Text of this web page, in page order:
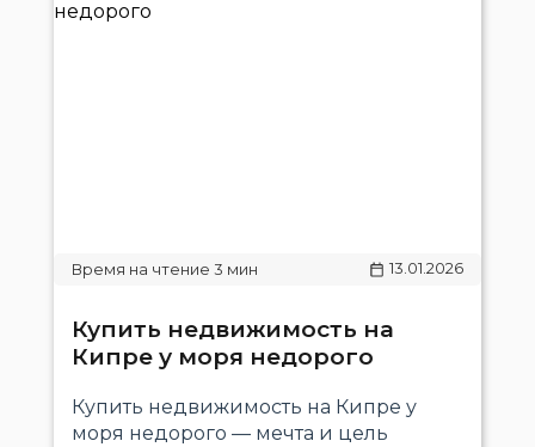
13.01.2026
Купить недвижимость на
Кипре у моря недорого
Купить недвижимость на Кипре у
моря недорого — мечта и цель